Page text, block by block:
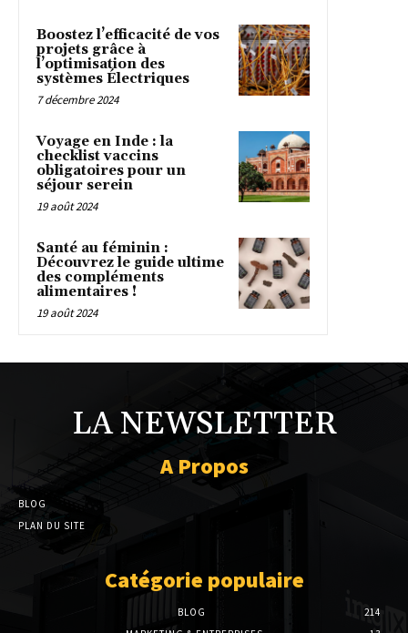
Boostez l’efficacité de vos
projets grâce à
l’optimisation des
systèmes Électriques
7 décembre 2024
Voyage en Inde : la
checklist vaccins
obligatoires pour un
séjour serein
19 août 2024
Santé au féminin :
Découvrez le guide ultime
des compléments
alimentaires !
19 août 2024
LA NEWSLETTER
A Propos
BLOG
PLAN DU SITE
Catégorie populaire
BLOG
214